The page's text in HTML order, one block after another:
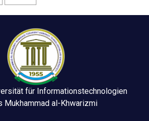
für Informationstechnologien
Mukhammad al-Khwarizmi